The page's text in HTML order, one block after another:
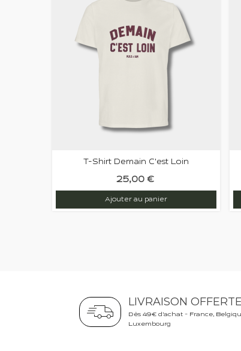
T-Shirt Demain C'est Loin
25,00 €
Ajouter au panier
LIVRAISON OFFERTE
Dès 49€ d’achat - France,
Luxembourg